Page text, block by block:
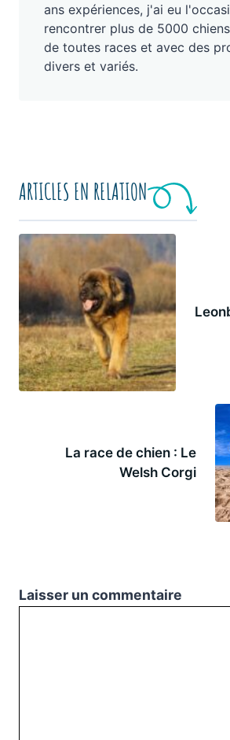
ans expériences, j'ai eu
rencontrer plus de 5000
de toutes races et avec des
divers et variés.
ARTICLES EN RELATION
La race de chien : Le
Welsh Corgi
Laisser un commentaire